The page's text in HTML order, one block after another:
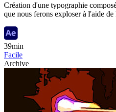
Création d'une typographie
que nous ferons exploser à l'aide de
39min
Facile
Archive